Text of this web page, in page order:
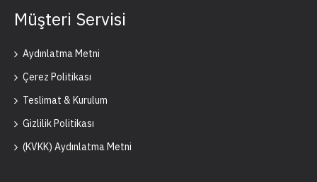
Müşteri Servisi
Aydınlatma Metni
Çerez Politikası
Teslimat & Kurulum
Gizlilik Politikası
(KVKK) Aydınlatma Metni